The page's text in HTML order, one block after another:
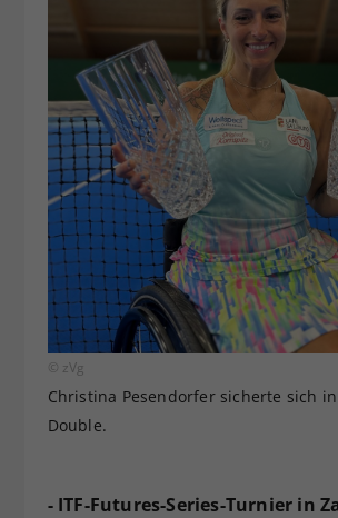
© zVg
Christina Pesendorfer sicherte sich
Double.
- ITF-Futures-Series-Turnier in